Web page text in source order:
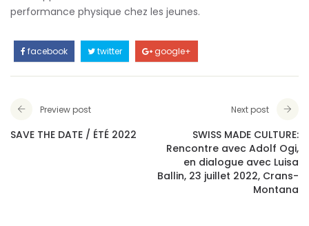
performance physique chez les jeunes.
facebook twitter google+
Preview post
SAVE THE DATE / ÉTÉ 2022
Next post
SWISS MADE CULTURE:
Rencontre avec Adolf Ogi,
en dialogue avec Luisa
Ballin, 23 juillet 2022, Crans-
Montana